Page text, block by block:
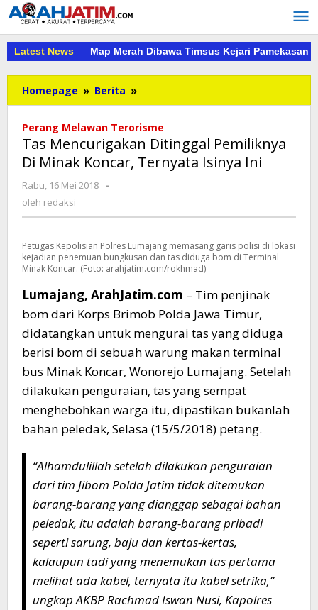
Lewati
ke
konten
Latest News Map Merah Dibawa Timsus Kejari Pamekasan
Homepage » Berita »
Mencurigakan
Pemiliknya
Di
Minak
Perang Melawan Terorisme
Tas Mencurigakan Ditinggal Pemiliknya
Di Minak Koncar, Ternyata Isinya Ini
Rabu, 16 Mei 2018
oleh
-
oleh redaksi
Petugas Kepolisian Polres Lumajang memasang garis polisi di lokasi
kejadian penemuan bungkusan dan tas diduga bom di Terminal
Minak Koncar. (Foto: arahjatim.com/rokhmad)
Lumajang, ArahJatim.com – Tim penjinak
bom dari Korps Brimob Polda Jawa Timur,
didatangkan untuk mengurai tas yang diduga
berisi bom di sebuah warung makan terminal
bus Minak Koncar, Wonorejo Lumajang. Setelah
dilakukan penguraian, tas yang sempat
menghebohkan warga itu, dipastikan bukanlah
bahan peledak, Selasa (15/5/2018) petang.
“Alhamdulillah setelah dilakukan penguraian
dari tim Jibom Polda Jatim tidak ditemukan
barang-barang yang dianggap sebagai bahan
peledak, itu adalah barang-barang pribadi
seperti sarung, baju dan kertas-kertas,
kalaupun tadi yang menemukan tas pertama
melihat ada kabel, ternyata itu kabel setrika,”
ungkap AKBP Rachmad Iswan Nusi, Kapolres